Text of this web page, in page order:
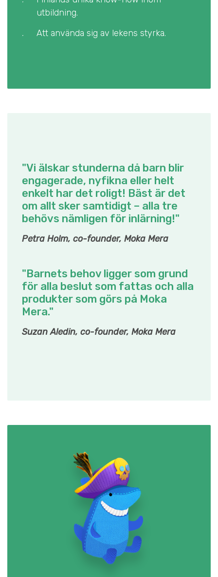
utbildning.
Att använda sig av lekens styrka.
"Vi älskar stunderna då barn blir
engagerade, nyfikna eller helt
enkelt har det roligt! Bäst är det
om allt sker samtidigt – alla tre
behövs nämligen för inlärning!"
Petra Holm, co-founder, Moka Mera
"Barnets behov ligger som grund
för alla beslut som fattas och alla
produkter som görs på Moka
Mera."
Suzan Aledin, co-founder, Moka Mera